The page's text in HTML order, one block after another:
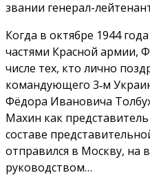
звании генерал-
Когда в октябре 1944
частями Красной армии,
числе тех, кто лично
командующего 3‑м
Фёдора Ивановича
Махин как
составе
отправился в Москву, на
руководством…